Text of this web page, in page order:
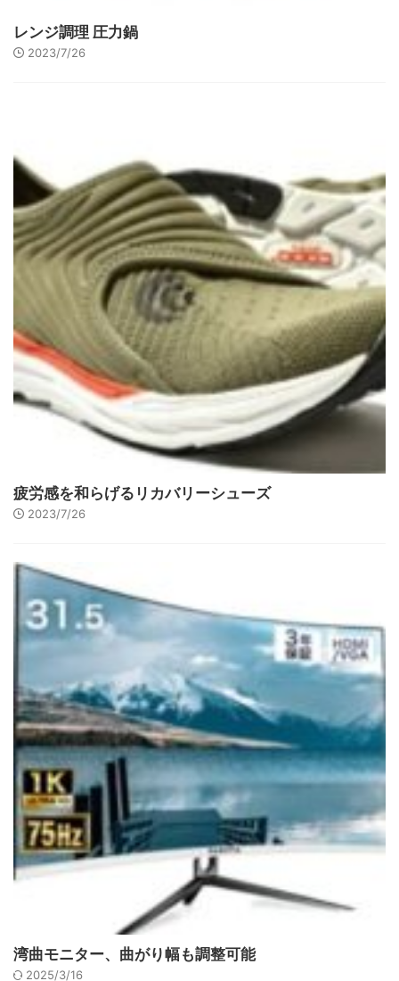
レンジ調理 圧力鍋
2023/7/26
疲労感を和らげるリカバリーシューズ
2023/7/26
湾曲モニター、曲がり幅も調整可能
2025/3/16